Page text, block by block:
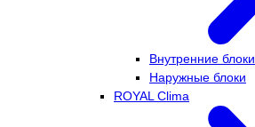
Внутренние блоки
Наружные блоки
ROYAL Clima